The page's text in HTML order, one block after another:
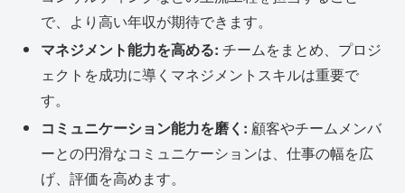
で、より高い年収が期待できます。
マネジメント能力を高める: チームをまとめ、プロジ
ェクトを成功に導くマネジメントスキルは重要で
す。
コミュニケーション能力を磨く: 顧客やチームメンバ
ーとの円滑なコミュニケーションは、仕事の幅を広
げ、評価を高めます。